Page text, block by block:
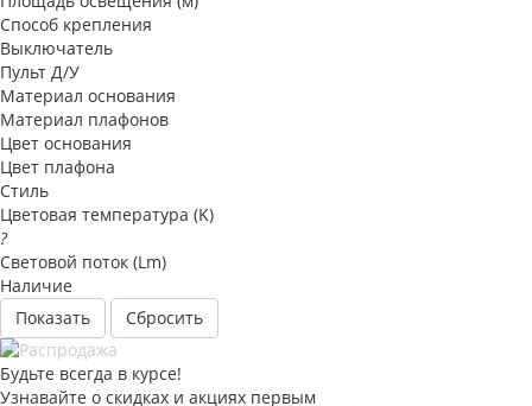
Способ крепления
Выключатель
Пульт Д/У
Материал основания
Материал плафонов
Цвет основания
Цвет плафона
Стиль
Цветовая температура (K)
?
Световой поток (Lm)
Наличие
Сбросить
Будьте всегда в курсе!
Узнавайте о скидках и акциях первым